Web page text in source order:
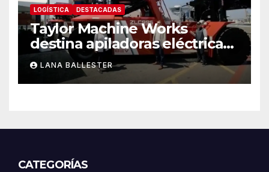
LOGÍSTICA DESTACADAS
Taylor Machine Works
destina apiladoras eléctricas
de contenedores de cero
emisiones a Yusen Terminals
en el Puerto de Los Ángeles
LANA BALLESTER
CATEGORÍAS